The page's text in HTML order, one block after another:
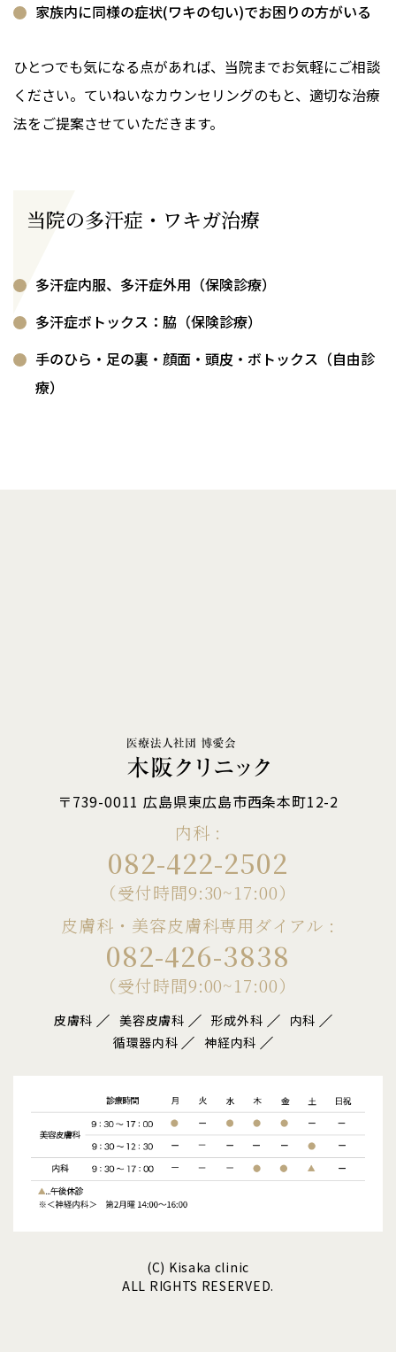
家族内に同様の症状(ワキの匂い)でお困りの方がいる
ひとつでも気になる点があれば、当院までお気軽にご相談
ください。ていねいなカウンセリングのもと、適切な治療
法をご提案させていただきます。
当院の多汗症・ワキガ治療
多汗症内服、多汗症外用（保険診療）
多汗症ボトックス：脇（保険診療）
手のひら・足の裏・顔面・頭皮・ボトックス（自由診
療）
〒739-0011 広島県東広島市西条本町12-2
内科 :
082-422-2502
（受付時間9:30~17:00）
皮膚科・美容皮膚科専用ダイアル :
082-426-3838
（受付時間9:00~17:00）
皮膚科 美容皮膚科 形成外科
内科
循環器内科
神経内科
(C) Kisaka clinic
ALL RIGHTS RESERVED.